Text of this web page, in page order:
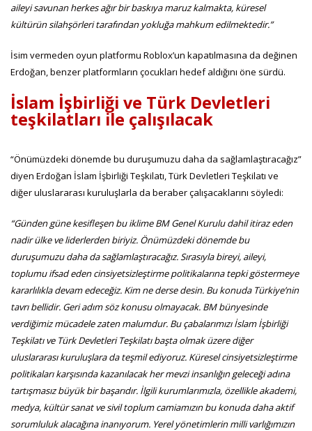
aileyi savunan herkes ağır bir baskıya maruz kalmakta, küresel
kültürün silahşörleri tarafından yokluğa mahkum edilmektedir.”
İsim vermeden oyun platformu Roblox’un kapatılmasına da değinen
Erdoğan, benzer platformların çocukları hedef aldığını öne sürdü.
İslam İşbirliği ve Türk Devletleri
teşkilatları ile çalışılacak
“Önümüzdeki dönemde bu duruşumuzu daha da sağlamlaştıracağız”
diyen Erdoğan İslam İşbirliği Teşkilatı, Türk Devletleri Teşkilatı ve
diğer uluslararası kuruluşlarla da beraber çalışacaklarını söyledi:
“Günden güne kesifleşen bu iklime BM Genel Kurulu dahil itiraz eden
nadir ülke ve liderlerden biriyiz. Önümüzdeki dönemde bu
duruşumuzu daha da sağlamlaştıracağız. Sırasıyla bireyi, aileyi,
toplumu ifsad eden cinsiyetsizleştirme politikalarına tepki göstermeye
kararlılıkla devam edeceğiz. Kim ne derse desin. Bu konuda Türkiye’nin
tavrı bellidir. Geri adım söz konusu olmayacak. BM bünyesinde
verdiğimiz mücadele zaten malumdur. Bu çabalarımızı İslam İşbirliği
Teşkilatı ve Türk Devletleri Teşkilatı başta olmak üzere diğer
uluslararası kuruluşlara da teşmil ediyoruz. Küresel cinsiyetsizleştirme
politikaları karşısında kazanılacak her mevzi insanlığın geleceği adına
tartışmasız büyük bir başarıdır. İlgili kurumlarımızla, özellikle akademi,
medya, kültür sanat ve sivil toplum camiamızın bu konuda daha aktif
sorumluluk alacağına inanıyorum. Yerel yönetimlerin milli varlığımızın